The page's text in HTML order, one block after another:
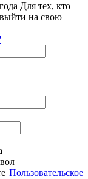
Для тех, кто
выйти на свою
Пользовательское